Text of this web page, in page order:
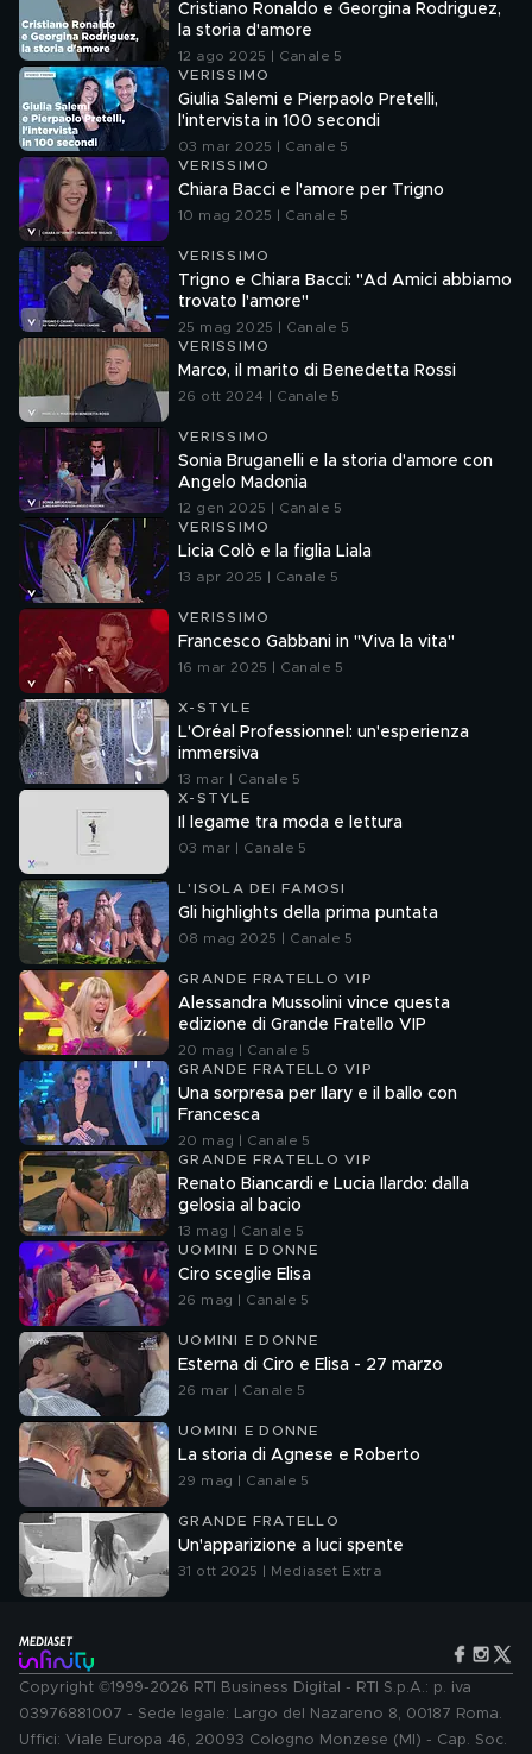
Cristiano Ronaldo e Georgina Rodriguez,
la storia d'amore
12 ago 2025 | Canale 5
VERISSIMO
Giulia Salemi e Pierpaolo Pretelli,
l'intervista in 100 secondi
03 mar 2025 | Canale 5
VERISSIMO
Chiara Bacci e l'amore per Trigno
10 mag 2025 | Canale 5
VERISSIMO
Trigno e Chiara Bacci: "Ad Amici abbiamo
trovato l'amore"
25 mag 2025 | Canale 5
VERISSIMO
Marco, il marito di Benedetta Rossi
26 ott 2024 | Canale 5
VERISSIMO
Sonia Bruganelli e la storia d'amore con
Angelo Madonia
12 gen 2025 | Canale 5
VERISSIMO
Licia Colò e la figlia Liala
13 apr 2025 | Canale 5
VERISSIMO
Francesco Gabbani in "Viva la vita"
16 mar 2025 | Canale 5
X-STYLE
L'Oréal Professionnel: un'esperienza
immersiva
13 mar | Canale 5
X-STYLE
Il legame tra moda e lettura
03 mar | Canale 5
L'ISOLA DEI FAMOSI
Gli highlights della prima puntata
08 mag 2025 | Canale 5
GRANDE FRATELLO VIP
Alessandra Mussolini vince questa
edizione di Grande Fratello VIP
20 mag | Canale 5
GRANDE FRATELLO VIP
Una sorpresa per Ilary e il ballo con
Francesca
20 mag | Canale 5
GRANDE FRATELLO VIP
Renato Biancardi e Lucia Ilardo: dalla
gelosia al bacio
13 mag | Canale 5
UOMINI E DONNE
Ciro sceglie Elisa
26 mag | Canale 5
UOMINI E DONNE
Esterna di Ciro e Elisa - 27 marzo
26 mar | Canale 5
UOMINI E DONNE
La storia di Agnese e Roberto
29 mag | Canale 5
GRANDE FRATELLO
Un'apparizione a luci spente
31 ott 2025 | Mediaset Extra
Copyright ©1999-2026 RTI Business Digital - RTI S.p.A.: p. iva
03976881007 - Sede legale: Largo del Nazareno 8, 00187 Roma.
Uffici: Viale Europa 46, 20093 Cologno Monzese (MI) - Cap. Soc.